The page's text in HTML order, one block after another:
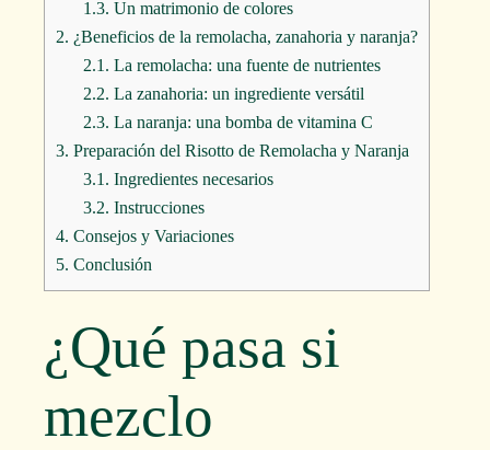
1.3. Un matrimonio de colores
2. ¿Beneficios de la remolacha, zanahoria y naranja?
2.1. La remolacha: una fuente de nutrientes
2.2. La zanahoria: un ingrediente versátil
2.3. La naranja: una bomba de vitamina C
3. Preparación del Risotto de Remolacha y Naranja
3.1. Ingredientes necesarios
3.2. Instrucciones
4. Consejos y Variaciones
5. Conclusión
¿Qué pasa si
mezclo